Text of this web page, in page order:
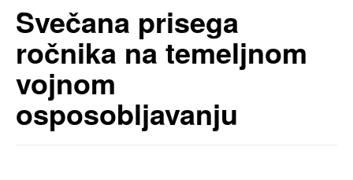
Svečana prisega
ročnika na temeljnom
vojnom
osposobljavanju